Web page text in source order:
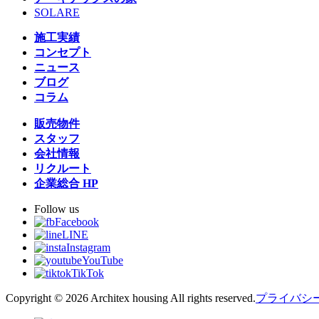
SOLARE
施工実績
コンセプト
ニュース
ブログ
コラム
販売物件
スタッフ
会社情報
リクルート
企業総合 HP
Follow us
Facebook
LINE
Instagram
YouTube
TikTok
Copyright © 2026 Architex housing All rights reserved.プライバシ